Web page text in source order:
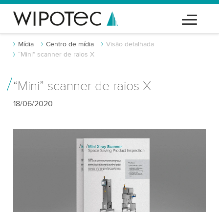
Mídia Centro de mídia
Visão detalhada
“Mini” scanner de raios X
“Mini” scanner de raios X
18/06/2020